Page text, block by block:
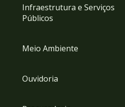
Infraestrutura e Serviços
Públicos
Meio Ambiente
Ouvidoria